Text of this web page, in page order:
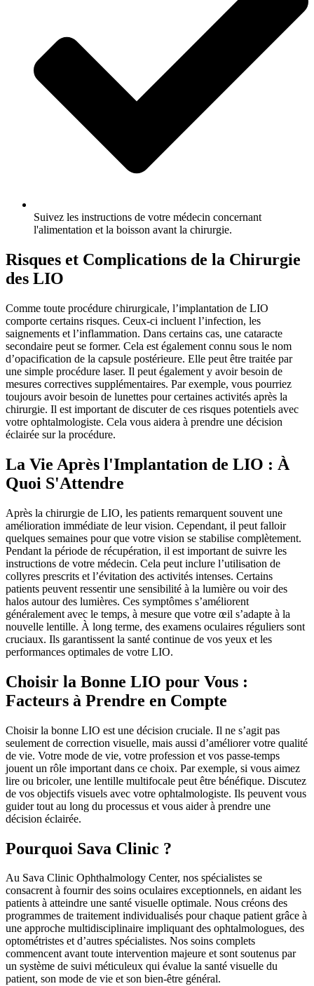
Suivez les instructions de votre médecin concernant
l'alimentation et la boisson avant la chirurgie.
Risques et Complications de la Chirurgie
des LIO
Comme toute procédure chirurgicale, l’implantation de LIO
comporte certains risques. Ceux-ci incluent l’infection, les
saignements et l’inflammation. Dans certains cas, une cataracte
secondaire peut se former. Cela est également connu sous le nom
d’opacification de la capsule postérieure. Elle peut être traitée par
une simple procédure laser. Il peut également y avoir besoin de
mesures correctives supplémentaires. Par exemple, vous pourriez
toujours avoir besoin de lunettes pour certaines activités après la
chirurgie. Il est important de discuter de ces risques potentiels avec
votre ophtalmologiste. Cela vous aidera à prendre une décision
éclairée sur la procédure.
La Vie Après l'Implantation de LIO : À
Quoi S'Attendre
Après la chirurgie de LIO, les patients remarquent souvent une
amélioration immédiate de leur vision. Cependant, il peut falloir
quelques semaines pour que votre vision se stabilise complètement.
Pendant la période de récupération, il est important de suivre les
instructions de votre médecin. Cela peut inclure l’utilisation de
collyres prescrits et l’évitation des activités intenses. Certains
patients peuvent ressentir une sensibilité à la lumière ou voir des
halos autour des lumières. Ces symptômes s’améliorent
généralement avec le temps, à mesure que votre œil s’adapte à la
nouvelle lentille. À long terme, des examens oculaires réguliers sont
cruciaux. Ils garantissent la santé continue de vos yeux et les
performances optimales de votre LIO.
Choisir la Bonne LIO pour Vous :
Facteurs à Prendre en Compte
Choisir la bonne LIO est une décision cruciale. Il ne s’agit pas
seulement de correction visuelle, mais aussi d’améliorer votre qualité
de vie. Votre mode de vie, votre profession et vos passe-temps
jouent un rôle important dans ce choix. Par exemple, si vous aimez
lire ou bricoler, une lentille multifocale peut être bénéfique. Discutez
de vos objectifs visuels avec votre ophtalmologiste. Ils peuvent vous
guider tout au long du processus et vous aider à prendre une
décision éclairée.
Pourquoi Sava Clinic ?
Au Sava Clinic Ophthalmology Center, nos spécialistes se
consacrent à fournir des soins oculaires exceptionnels, en aidant les
patients à atteindre une santé visuelle optimale. Nous créons des
programmes de traitement individualisés pour chaque patient grâce à
une approche multidisciplinaire impliquant des ophtalmologues, des
optométristes et d’autres spécialistes. Nos soins complets
commencent avant toute intervention majeure et sont soutenus par
un système de suivi méticuleux qui évalue la santé visuelle du
patient, son mode de vie et son bien-être général.